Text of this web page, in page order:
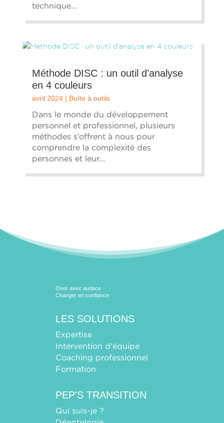
technique...
Méthode DISC : un outil d’analyse
en 4 couleurs
avril 2024| Boîte à outils
Dans le monde du développement
personnel et professionnel, plusieurs
méthodes s’offrent à nous pour
comprendre la complexité des
personnes et leur...
Oser avec audace
Changer en confiance
LES SOLUTIONS
Expertise
Intervention d'équipe
Coaching professionnel
Formation
PEP'S TRANSITION
Qui suis-je ?